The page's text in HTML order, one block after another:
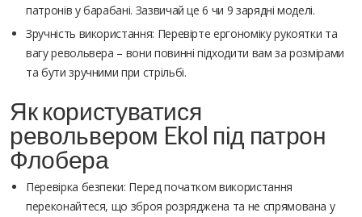
патронів у барабані. Зазвичай це 6 чи 9 зарядні моделі.
Зручність використання: Перевірте ергономіку рукоятки та
вагу револьвера – вони повинні підходити вам за розмірами
та бути зручними при стрільбі.
Як користуватися
револьвером Ekol під патрон
Флобера
Перевірка безпеки: Перед початком використання
переконайтеся, що зброя розряджена та не спрямована у